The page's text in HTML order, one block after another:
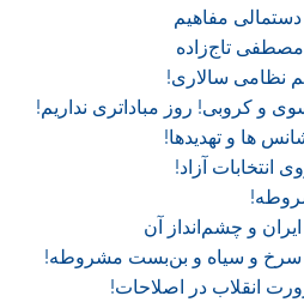
دستمالی مفاهیم
تاج‌زاده
نظامی سالاری!
و کروبی! روز مباداتری نداریم!‏
ها و تهدیدها!
انتخابات آزاد!
و چشم‌انداز آن
سرخ و سیاه و بن‌بست مشروطه!
انقلاب در اصلاحات!